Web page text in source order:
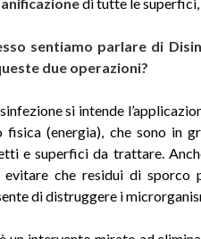
sentiamo parlare di
due operazioni?
si intende
fisica (energia), che sono in
e superfici da trattare.
che residui di sporco
di distruggere i